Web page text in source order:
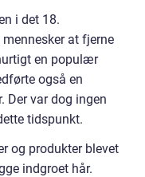
i det 18.
at fjerne
en populær
også en
Der var dog ingen
tidspunkt.
og produkter blevet
indgroet hår.